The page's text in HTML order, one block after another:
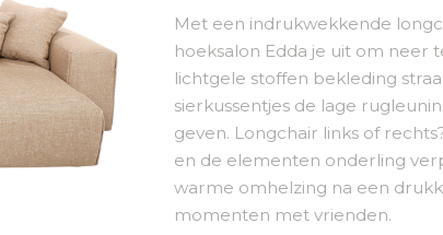
Met een indrukwekkende
hoeksalon Edda je uit om neer
lichtgele stoffen bekleding
sierkussentjes de lage
geven. Longchair links of
en de elementen onderling
warme omhelzing na een
momenten met vrienden.